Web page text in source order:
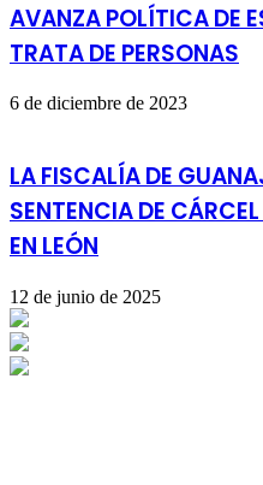
AVANZA POLÍTICA DE
TRATA DE PERSONAS
6 de diciembre de 2023
LA FISCALÍA DE
SENTENCIA DE
EN LEÓN
12 de junio de 2025